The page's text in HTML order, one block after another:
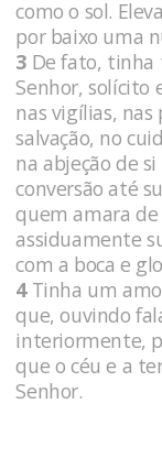
como o sol.
por baixo uma
3 De fato, tinha
Senhor, solícito
nas vigílias, nas
salvação, no
na abjeção de
conversão até
quem amara
assiduamente
com a boca e
4Tinha um
que, ouvindo
interiormente,
que o céu e a
Senhor.